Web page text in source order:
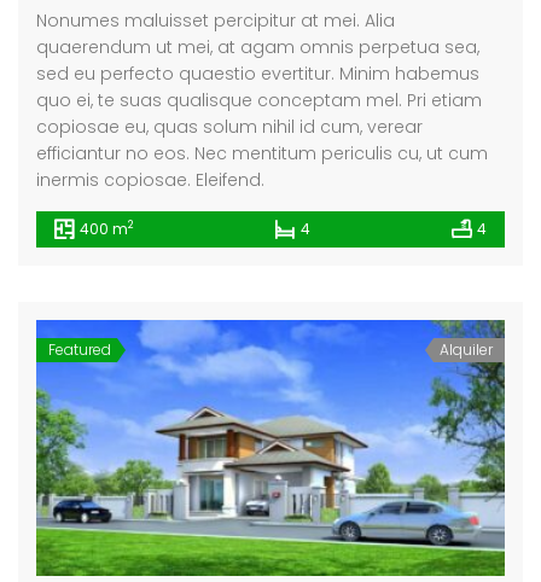
Nonumes maluisset percipitur at mei. Alia
quaerendum ut mei, at agam omnis perpetua sea,
sed eu perfecto quaestio evertitur. Minim habemus
quo ei, te suas qualisque conceptam mel. Pri etiam
copiosae eu, quas solum nihil id cum, verear
efficiantur no eos. Nec mentitum periculis cu, ut cum
inermis copiosae. Eleifend.
400 m2 4 4
Featured Alquiler